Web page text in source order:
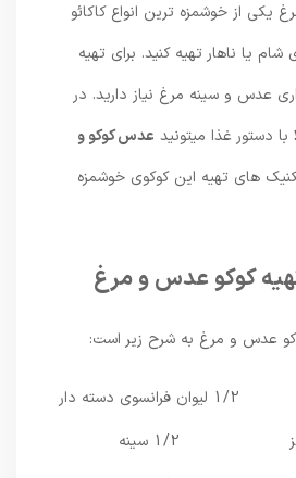
خوشمزه ترین انواع کاکائو
ناهار تهیه کنید. برای تهیه
و سینه مرغ نیاز دارید. در
غذا میتونیدعدس کوکو و
تهیه این کوکوی خوشمزه
کوکو عدس و مرغ
و مرغ به شرح زیر است: